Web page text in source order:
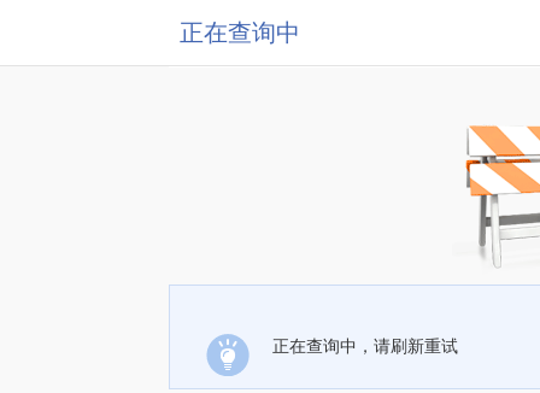
正在查询中
正在查询中，请刷新重试